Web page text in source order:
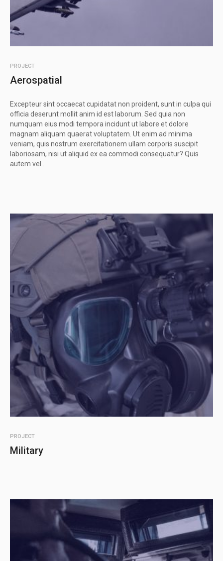
PROJECT
Aerospatial
Excepteur sint occaecat cupidatat non proident, sunt in culpa qui
officia deserunt mollit anim id est laborum. Sed quia non
numquam eius modi tempora incidunt ut labore et dolore
magnam aliquam quaerat voluptatem. Ut enim ad minima
veniam, quis nostrum exercitationem ullam corporis suscipit
laboriosam, nisi ut aliquid ex ea commodi consequatur? Quis
autem vel...
PROJECT
Military